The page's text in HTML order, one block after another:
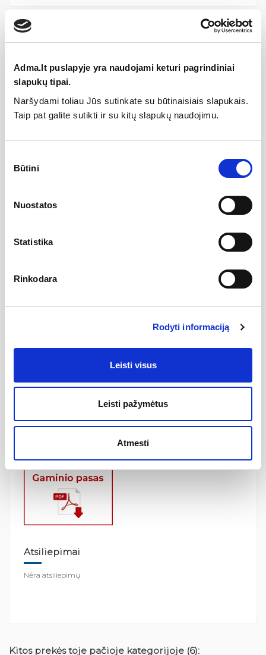
Adma.lt puslapyje yra naudojami keturi pagrindiniai
slapukų tipai.
Naršydami toliau Jūs sutinkate su būtinaisiais slapukais.
Taip pat galite sutikti ir su kitų slapukų naudojimu.
pasirinkimas
Būtini
Nuostatos
Statistika
Rinkodara
Rodyti informaciją
Leisti visus
Leisti pažymėtus
Atmesti
VERONA juodas 1500×176 nerūdijantis plienas
Nerūdijantis plienas suteikia produktui antikorozines savybes.
būti montuojamas uždaroje patalpų šildymo sistemoje.
Pliusai : gaminio paviršius dažytas, atsparus korozijai ir
Prekės tipas:Vandeninis rankšluosčių džiovintuvas
Atstumas tarp tvirtinimo taškų (L):144 mm
Nerūdijantis plienas 304L
Nerūdijančio plieno paviršius:Dažytas
Atsiliepimai
Nėra atsiliepimų
Kitos prekės toje pačioje kategorijoje (6):